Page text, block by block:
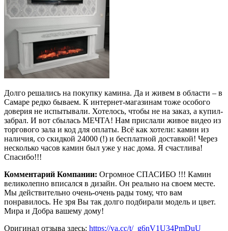
Долго решались на покупку камина. Да и живем в области – в
Самаре редко бываем. К интернет-магазинам тоже особого
доверия не испытывали. Хотелось, чтобы не на заказ, а купил-
забрал. И вот сбылась МЕЧТА! Нам прислали живое видео из
торгового зала и код для оплаты. Всё как хотели: камин из
наличия, со скидкой 24000 (!) и бесплатной доставкой! Через
несколько часов камин был уже у нас дома. Я счастлива!
Спасибо!!!
Комментарий Компании: Огромное СПАСИБО !!! Камин
великолепно вписался в дизайн. Он реально на своем месте.
Мы действительно очень-очень рады тому, что вам
понравилось. Не зря Вы так долго подбирали модель и цвет.
Мира и Добра вашему дому!
Оригинал отзыва здесь: https://ya.cc/t/_g6nV1U34PmDuU